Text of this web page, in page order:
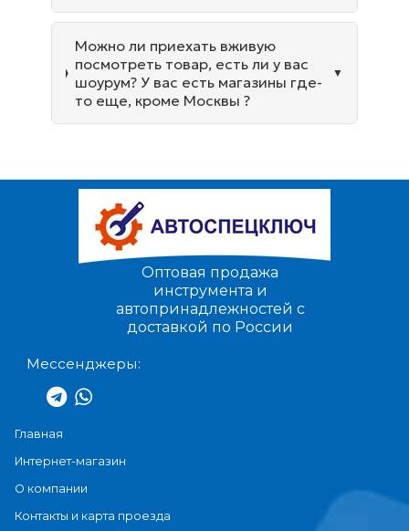
Можно ли приехать вживую
посмотреть товар, есть ли у вас
шоурум? У вас есть магазины где-
то еще, кроме Москвы ?
Оптовая продажа
инструмента и
автопринадлежностей с
доставкой по России
Мессенджеры:
Главная
Интернет-магазин
О компании
Контакты и карта проезда